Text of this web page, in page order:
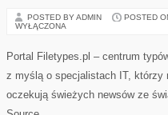
POSTED BY ADMIN POSTED
WYŁĄCZONA
Portal Filetypes.pl – centrum
z myślą o specjalistach IT, którzy
oczekują świeżych newsów ze